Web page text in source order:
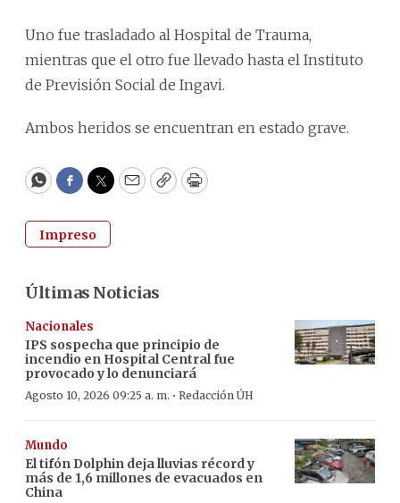
Uno fue trasladado al Hospital de Trauma,
mientras que el otro fue llevado hasta el Instituto
de Previsión Social de Ingavi.
Ambos heridos se encuentran en estado grave.
WhatsApp
Facebook
Twitter
EmailCopyPrint
Impreso
Últimas Noticias
Nacionales
IPS sospecha que principio de
incendio en Hospital Central fue
provocado y lo denunciará
Agosto 10, 2026 09:25 a. m. · Redacción ÚH
Mundo
El tifón Dolphin deja lluvias récord y
más de 1,6 millones de evacuados en
China